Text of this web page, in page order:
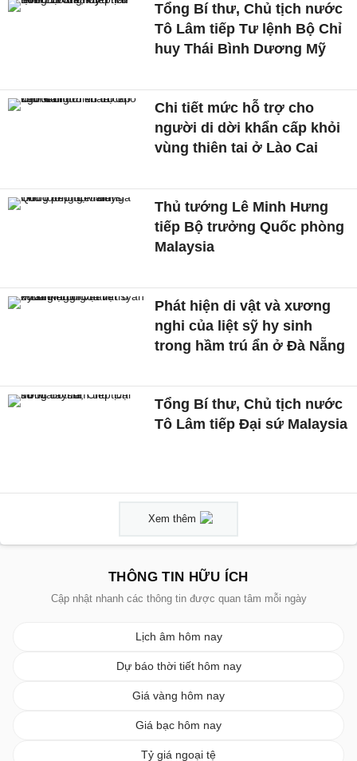
Tổng Bí thư, Chủ tịch nước
Tô Lâm tiếp Tư lệnh Bộ Chỉ
huy Thái Bình Dương Mỹ
Chi tiết mức hỗ trợ cho
người di dời khẩn cấp khỏi
vùng thiên tai ở Lào Cai
Thủ tướng Lê Minh Hưng
tiếp Bộ trưởng Quốc phòng
Malaysia
Phát hiện di vật và xương
nghi của liệt sỹ hy sinh
trong hầm trú ẩn ở Đà Nẵng
Tổng Bí thư, Chủ tịch nước
Tô Lâm tiếp Đại sứ Malaysia
Xem thêm
THÔNG TIN HỮU ÍCH
Cập nhật nhanh các thông tin được quan tâm mỗi ngày
Lịch âm hôm nay
Dự báo thời tiết hôm nay
Giá vàng hôm nay
Giá bạc hôm nay
Tỷ giá ngoại tệ